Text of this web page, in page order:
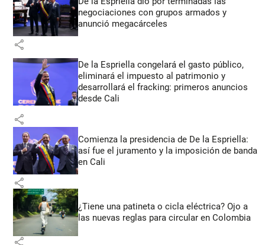
negociaciones con grupos armados y
anunció megacárceles
share
De la Espriella congelará el gasto público,
eliminará el impuesto al patrimonio y
desarrollará el fracking: primeros anuncios
desde Cali
share
Comienza la presidencia de De la Espriella:
así fue el juramento y la imposición de banda
en Cali
share
¿Tiene una patineta o cicla eléctrica? Ojo a
las nuevas reglas para circular en Colombia
share